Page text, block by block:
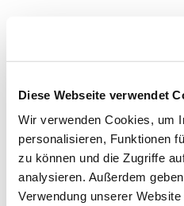
Diese Webseite verwendet
Wir verwenden Cookies, um
personalisieren, Funktionen
zu können und die Zugriffe
analysieren. Außerdem
Verwendung unserer
Dies